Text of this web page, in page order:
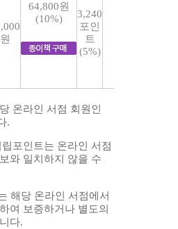
원
64,800원
(10%)
3,240
포인
트
(5%)
온라인 서점 회원인
.
포인트는 온라인 서점
와 일치하지 않을 수
해당 온라인 서점에서
여 보증하거나 별도의
다.